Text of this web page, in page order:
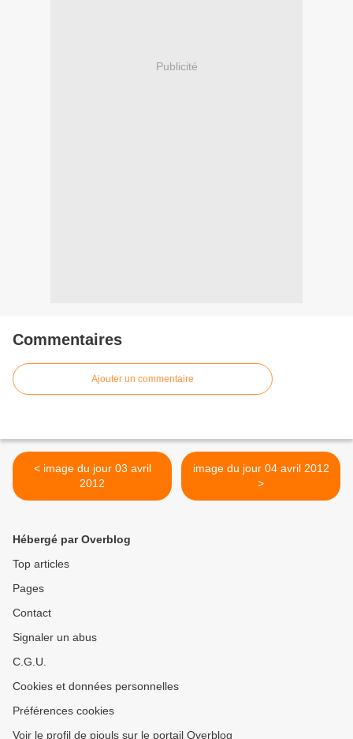
Publicité
Commentaires
Ajouter un commentaire
< image du jour 03 avril
2012
image du jour 04 avril 2012
>
Hébergé par Overblog
Top articles
Pages
Contact
Signaler un abus
C.G.U.
Cookies et données personnelles
Préférences cookies
Voir le profil de piouls sur le portail Overblog